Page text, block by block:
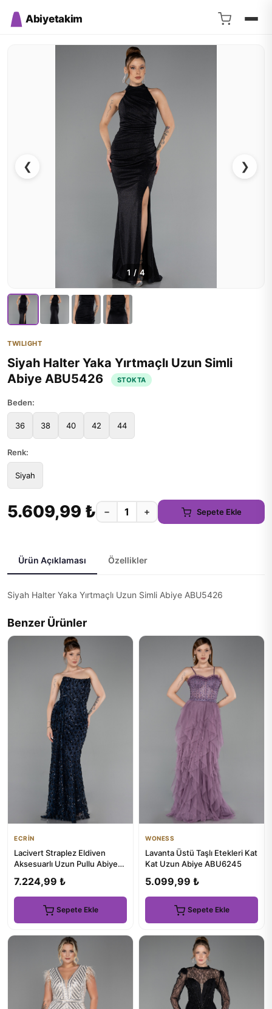
Abiyetakim
❮ ❯
1 /4
TWILIGHT
Siyah Halter Yaka Yırtmaçlı Uzun Simli
Abiye ABU5426
STOKTA
Beden:
36 38 40 42 44
Renk:
Siyah
5.609,99 ₺ − + Sepete Ekle
Ürün Açıklaması Özellikler
Siyah Halter Yaka Yırtmaçlı Uzun Simli Abiye ABU5426
Benzer Ürünler
ECRİN
Lacivert Straplez Eldiven
Aksesuarlı Uzun Pullu Abiye
7.224,99 ₺
Sepete Ekle
WONESS
Lavanta Üstü Taşlı Etekleri Kat
Kat Uzun Abiye ABU6245
5.099,99 ₺
Sepete Ekle